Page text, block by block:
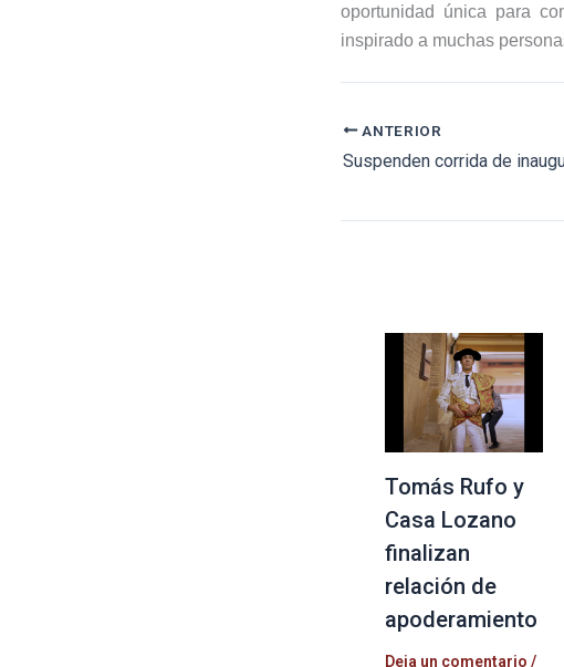
oportunidad única para
inspirado a muchas
ANTERIOR
Tomás Rufo y
Casa Lozano
finalizan
relación de
apoderamiento
Deja un comentario /